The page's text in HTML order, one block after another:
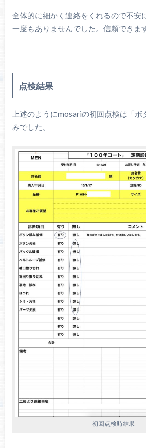
全体的に細かく連絡をくれるので不安
一度もありませんでした。信頼できま
点検結果
上述のようにmosariの初回点検は「
みでした。
初回点検時結果